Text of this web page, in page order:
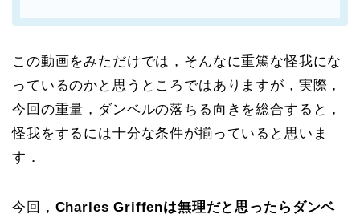
この動画をみただけでは，そんなに重篤な怪我にな
っているのかと思うところではありますが，実際，
今回の重量，ダンベルの落ちる向きを総合すると，
怪我をするには十分な条件が揃っていると思いま
す．
今回， Charles Griffenは無理だと思ったらダンベ